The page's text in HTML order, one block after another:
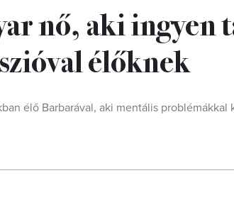
nő, aki ingyen
élőknek
élő Barbarával, aki mentális